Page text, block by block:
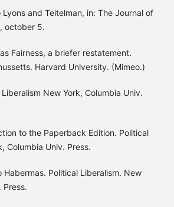
Lyons and Teitelman, in: The Journal of
october 5.
as Fairness, a briefer restatement.
Harvard University. (Mimeo.)
Liberalism New York, Columbia Univ.
to the Paperback Edition. Political
Columbia Univ. Press.
Habermas. Political Liberalism. New
Press.